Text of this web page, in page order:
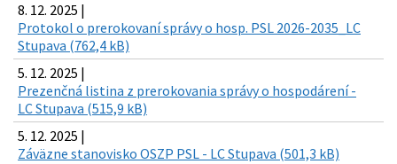
8. 12. 2025 |
Protokol o prerokovaní správy o hosp. PSL 2026-2035_LC
Stupava (762,4 kB)
5. 12. 2025 |
Prezenčná listina z prerokovania správy o hospodárení -
LC Stupava (515,9 kB)
5. 12. 2025 |
Záväzne stanovisko OSZP PSL - LC Stupava (501,3 kB)